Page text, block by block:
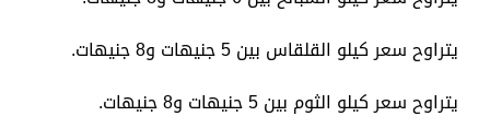
يتراوح سعر كيلو القلقاس بين 5 جنيهات و8 جنيهات.
يتراوح سعر كيلو الثوم بين 5 جنيهات و8 جنيهات.